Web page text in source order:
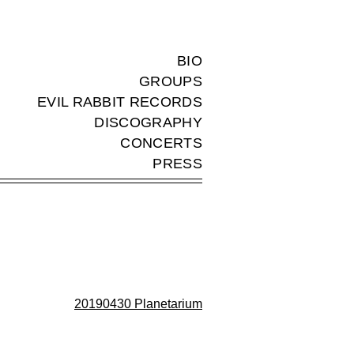
BIO
GROUPS
EVIL RABBIT RECORDS
DISCOGRAPHY
CONCERTS
PRESS
20190430 Planetarium